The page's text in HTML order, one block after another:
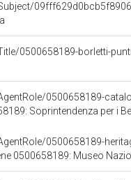
0500658189-borletti-
0500658189-
per i Beni Storici Artistici ed
0500658189-
0500658189: Museo